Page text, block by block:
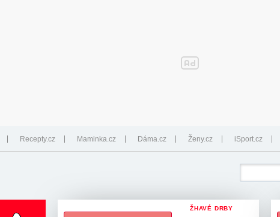
Recepty.cz Maminka.cz Dáma.cz Ženy.cz iSport.cz
ŽHAVÉ DRBY